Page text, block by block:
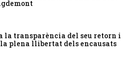
transparència del seu retorn i
plena llibertat dels encausats